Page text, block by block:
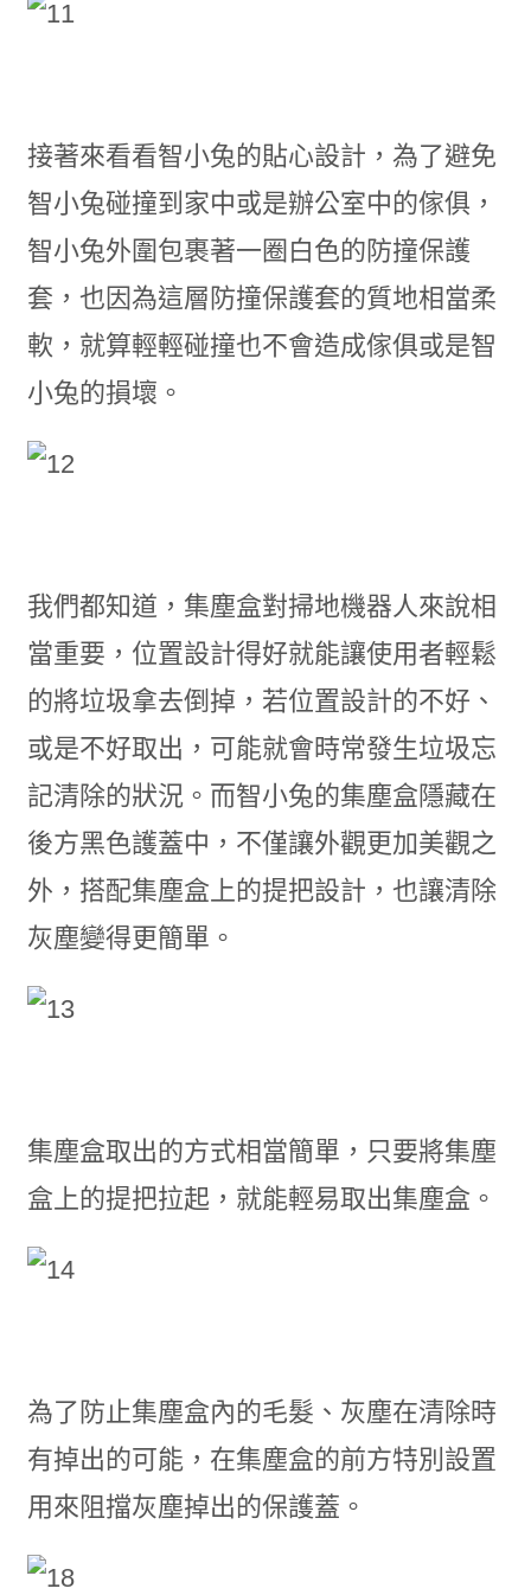
接著來看看智小兔的貼心設計，為了避免
智小兔碰撞到家中或是辦公室中的傢俱，
智小兔外圍包裹著一圈白色的防撞保護
套，也因為這層防撞保護套的質地相當柔
軟，就算輕輕碰撞也不會造成傢俱或是智
小兔的損壞。
我們都知道，集塵盒對掃地機器人來說相
當重要，位置設計得好就能讓使用者輕鬆
的將垃圾拿去倒掉，若位置設計的不好、
或是不好取出，可能就會時常發生垃圾忘
記清除的狀況。而智小兔的集塵盒隱藏在
後方黑色護蓋中，不僅讓外觀更加美觀之
外，搭配集塵盒上的提把設計，也讓清除
灰塵變得更簡單。
集塵盒取出的方式相當簡單，只要將集塵
盒上的提把拉起，就能輕易取出集塵盒。
為了防止集塵盒內的毛髮、灰塵在清除時
有掉出的可能，在集塵盒的前方特別設置
用來阻擋灰塵掉出的保護蓋。